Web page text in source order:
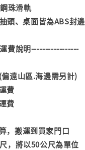
珠滑軌
頭、桌面皆為ABS封邊
費說明-----------------
遠山區.海邊需另計)
費
費
，搬運到買家門口
，將以50公尺為單位